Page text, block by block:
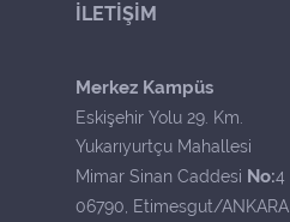
İLETİŞİM
Merkez Kampüs
Eskişehir Yolu 29. Km.
Yukarıyurtçu Mahallesi
Mimar Sinan Caddesi No:4
06790, Etimesgut/ANKARA